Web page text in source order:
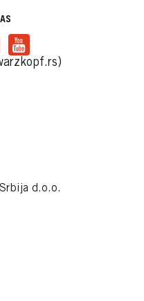
d.o.o.